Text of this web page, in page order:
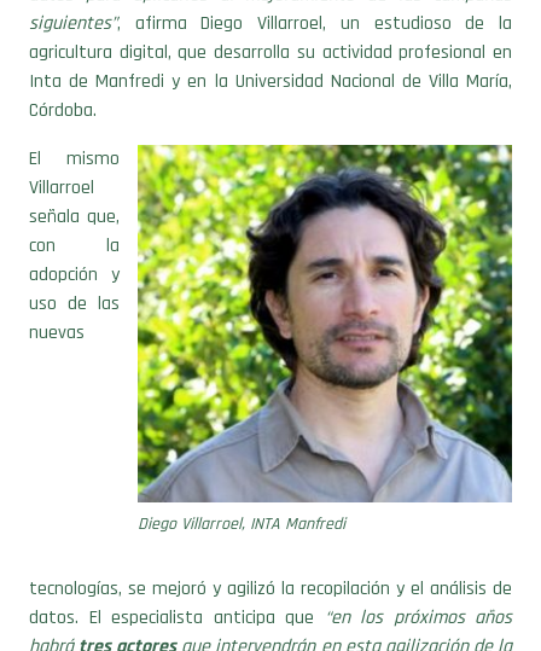
agricultura digital, que desarrolla su actividad profesional en
Inta de Manfredi y en la Universidad Nacional de Villa María,
Córdoba.
Diego Villarroel, INTA Manfredi
El mismo
Villarroel
señala que,
con la
adopción y
uso de las
nuevas
datos. El especialista anticipa que“en los próximos años
habrá
tres actoresque intervendrán en esta agilización de la
interpretación de la información”.